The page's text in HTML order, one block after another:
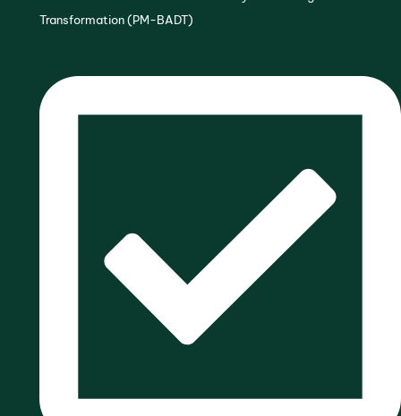
Transformation (PM-BADT)